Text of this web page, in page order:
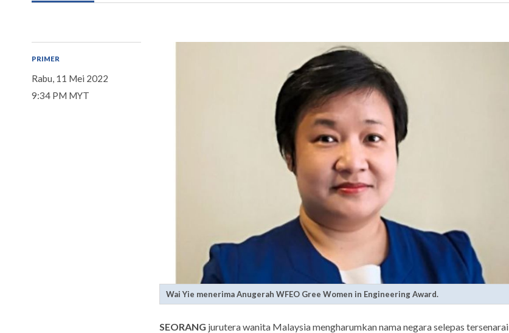
PRIMER
Rabu, 11 Mei 2022
9:34 PM MYT
Wai Yie menerima Anugerah WFEO Gree Women in Engineering Award.
SEORANG jurutera wanita Malaysia mengharumkan nama negara selepas tersenarai